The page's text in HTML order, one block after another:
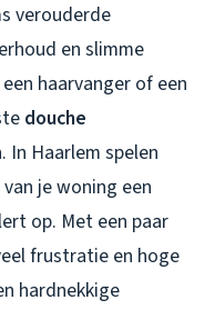
verouderde
en slimme
haarvanger of een
douche
In Haarlem spelen
je woning een
op. Met een paar
frustratie en hoge
hardnekkige